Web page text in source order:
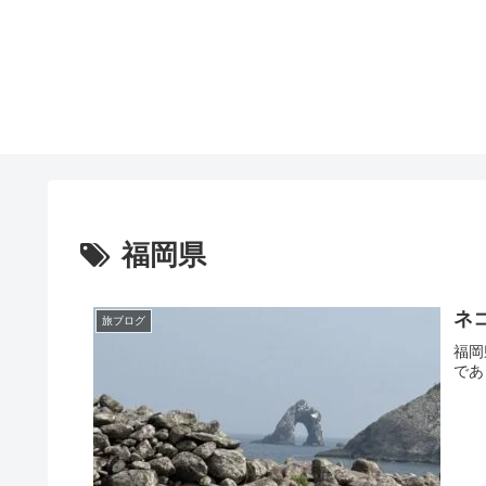
福岡県
旅ブログ ネ
福
で